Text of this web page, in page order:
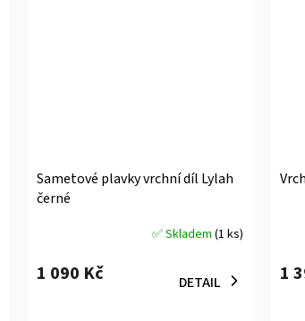
Sametové plavky vrchní díl Lylah
černé
produktu
✅ Skladem(1 ks)
1 090 Kč DETAIL 1